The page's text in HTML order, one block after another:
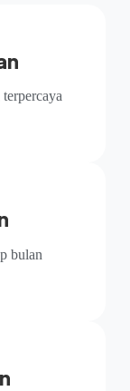
bulan